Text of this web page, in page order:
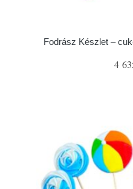
Fodrász Készlet –
4